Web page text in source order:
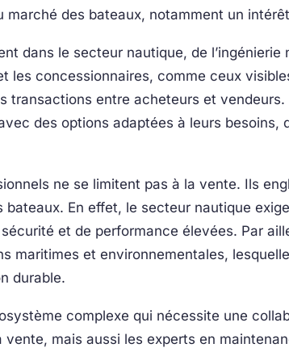
des bateaux, notamment un
dans le secteur nautique, de
les concessionnaires, comme ceux
transactions entre acheteurs et
des options adaptées à leurs besoins,
ne se limitent pas à la vente. Ils
En effet, le secteur nautique
et de performance élevées. Par
maritimes et environnementales,
durable.
complexe qui nécessite une
mais aussi les experts en